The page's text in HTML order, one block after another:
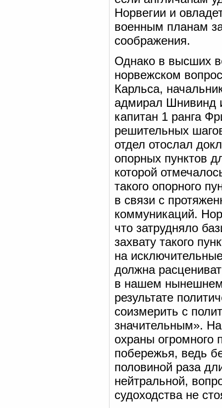
Норвегии и
военным планам
соображения.
Однако в высших
норвежском
Карльса,
адмирал Шнивинд
капитан 1 ранга
решительных
отдел отослал
опорных пунктов
которой
такого опорного
в связи с
коммуникаций.
что затрудняло
захвату такого
на
должна
в нашем нынешнем
результате
соизмерить с
значительным».
охраны огромного
побережья, ведь
половиной раза
нейтральной,
судоходства не